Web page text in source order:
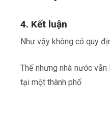
4. Kết luận
Như vậy không có quy
Thế nhưng nhà nước
tại một thành phố